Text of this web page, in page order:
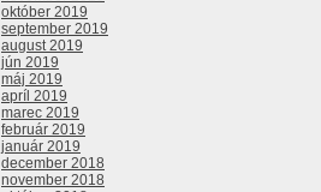
október 2019
september 2019
august 2019
jún 2019
máj 2019
apríl 2019
marec 2019
február 2019
január 2019
december 2018
november 2018